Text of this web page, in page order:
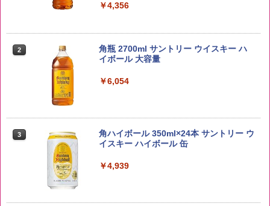
5kg 長野県産 令和7年産
米 5kg
￥4,356
2
角瓶 2700ml サントリー ウイスキー ハ
イボール 大容量
￥6,054
3
角ハイボール 350ml×24本 サントリー ウ
イスキー ハイボール 缶
￥4,939